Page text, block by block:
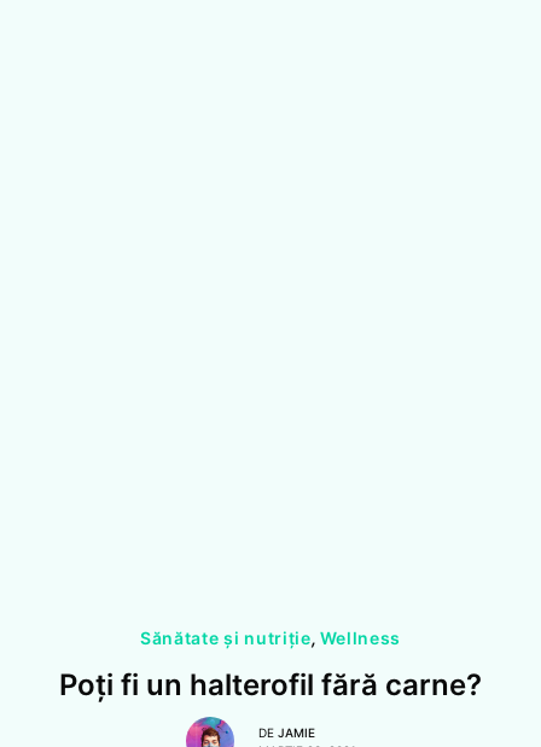
Sănătate și nutriție, Wellness
Poți fi un halterofil fără carne?
DE JAMIE